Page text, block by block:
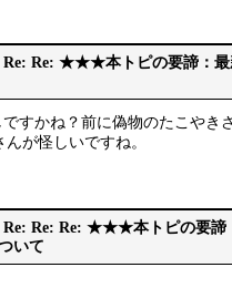
Re: Re: ★★★本トピの要諦：最
すかね？前に偽物のたこやき
が怪しいですね。
Re: Re: Re: ★★★本トピの要諦
いて